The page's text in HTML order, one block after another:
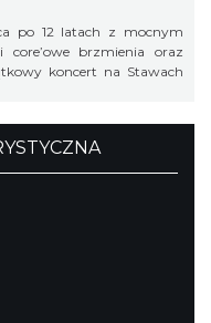
po 12 latach z mocnym
brzmienia oraz
koncert na Stawach